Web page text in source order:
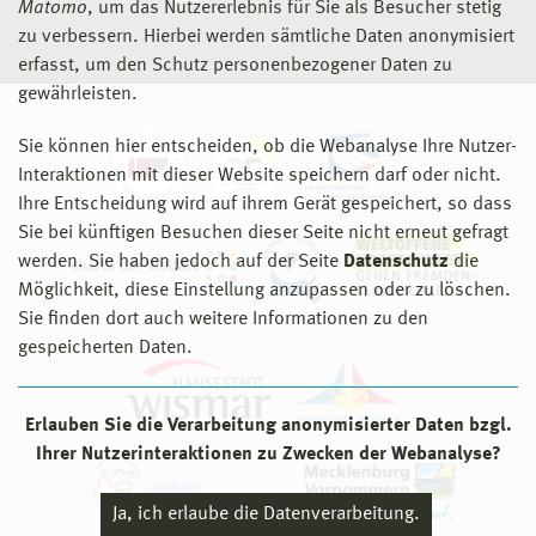
Matomo, um das Nutzererlebnis für Sie als Besucher stetig
zu verbessern. Hierbei werden sämtliche Daten anonymisiert
erfasst, um den Schutz personenbezogener Daten zu
gewährleisten.
Sie können hier entscheiden, ob die Webanalyse Ihre Nutzer-
Interaktionen mit dieser Website speichern darf oder nicht.
Ihre Entscheidung wird auf ihrem Gerät gespeichert, so dass
Sie bei künftigen Besuchen dieser Seite nicht erneut gefragt
werden. Sie haben jedoch auf der Seite Datenschutz die
Möglichkeit, diese Einstellung anzupassen oder zu löschen.
Sie finden dort auch weitere Informationen zu den
gespeicherten Daten.
Erlauben Sie die Verarbeitung anonymisierter Daten bzgl.
Ihrer Nutzerinteraktionen zu Zwecken der Webanalyse?
Ja, ich erlaube die Datenverarbeitung.